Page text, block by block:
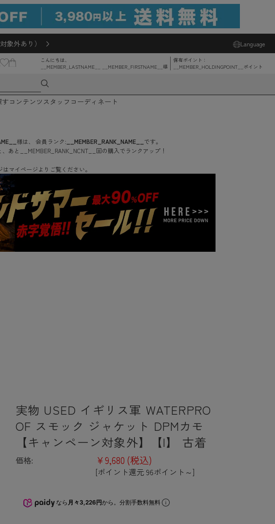
象外あり） Language
こんにちは、
__MEMBER_LASTNAME__ __MEMBER_FIRSTNAME__ 様
保有ポイント：
__MEMBER_HOLDINGPOINT__
ポイント
す コンテンツ スタッフコーディネート
様は、 会員ランク: __MEMBER_RANK_NAME__ です。
あと __MEMBER_RANK_NCNT__ 回の購入でランクアップ！
マイページよりご覧ください。
実物 USED イギリス軍 WATERPRO
OF スモック ジャケット DPMカモ
【キャンペーン対象外】【I】 古着
価格: ¥9,680 (税込)
[ポイント還元 96ポイント～]
なら 月々3,226円から。分割手数料無料